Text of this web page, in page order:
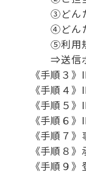
③どんた
④どんたく
⑤利用規約
⇒送信ボ
《手順３》ID
《手順４》
《手順５》
《手順６》
《手順７》
《手順８》
《手順９》